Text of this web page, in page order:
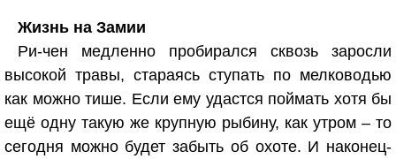
Жизнь на Замии
Ри-чен медленно пробирался сквозь заросли
высокой травы, стараясь ступать по мелководью
как можно тише. Если ему удастся поймать хотя бы
ещё одну такую же крупную рыбину, как утром – то
сегодня можно будет забыть об охоте. И наконец-